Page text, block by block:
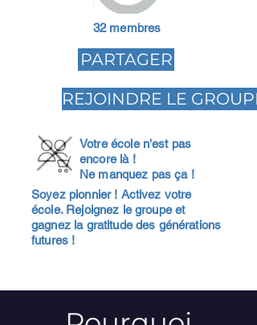
32 membres
PARTAGER
REJOINDRE LE GROUPE
Votre école n'est pas
encore là !
Ne manquez pas ça !
Soyez pionnier ! Activez votre
école. Rejoignez le groupe et
gagnez la gratitude des générations
futures !